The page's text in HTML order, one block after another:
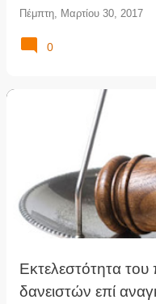
Πέμπτη, Μαρτίου 30, 2017
0
Εκτελεστότητα του
δανειστών επί